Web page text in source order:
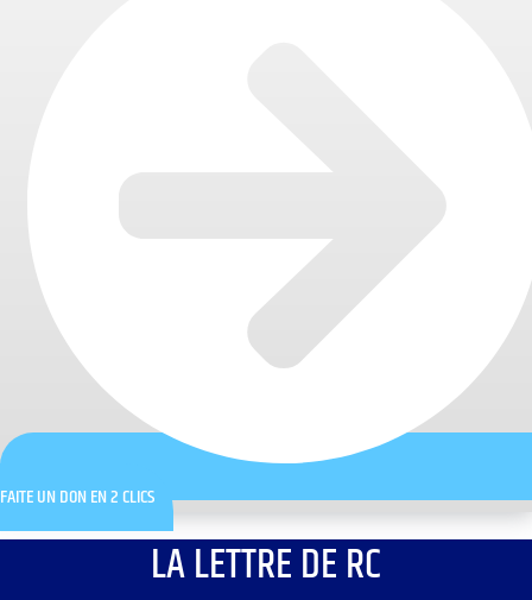
FAITE UN DON EN 2 CLICS
LA LETTRE DE RC